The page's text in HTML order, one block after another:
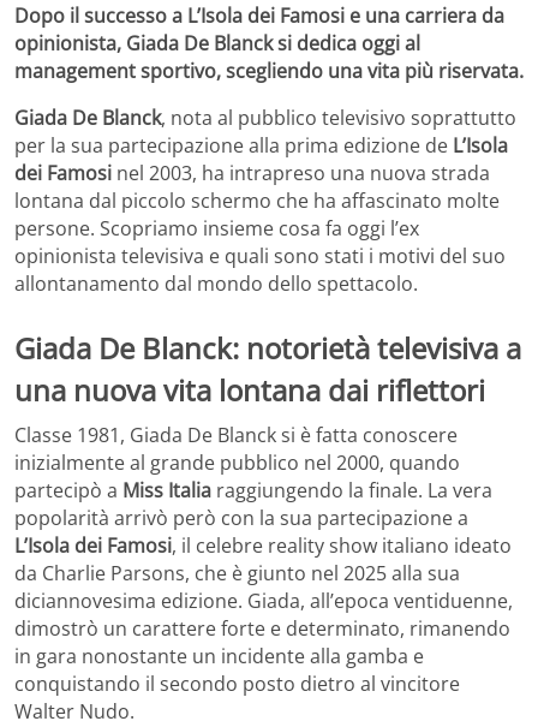
Dopo il successo a L’Isola dei Famosi e una carriera da
opinionista, Giada De Blanck si dedica oggi al
management sportivo, scegliendo una vita più riservata.
Giada De Blanck, nota al pubblico televisivo soprattutto
per la sua partecipazione alla prima edizione de L’Isola
dei Famosi nel 2003, ha intrapreso una nuova strada
lontana dal piccolo schermo che ha affascinato molte
persone. Scopriamo insieme cosa fa oggi l’ex
opinionista televisiva e quali sono stati i motivi del suo
allontanamento dal mondo dello spettacolo.
Giada De Blanck: notorietà televisiva a
una nuova vita lontana dai riflettori
Classe 1981, Giada De Blanck si è fatta conoscere
inizialmente al grande pubblico nel 2000, quando
partecipò a Miss Italia raggiungendo la finale. La vera
popolarità arrivò però con la sua partecipazione a
L’Isola dei Famosi, il celebre reality show italiano ideato
da Charlie Parsons, che è giunto nel 2025 alla sua
diciannovesima edizione. Giada, all’epoca ventiduenne,
dimostrò un carattere forte e determinato, rimanendo
in gara nonostante un incidente alla gamba e
conquistando il secondo posto dietro al vincitore
Walter Nudo.